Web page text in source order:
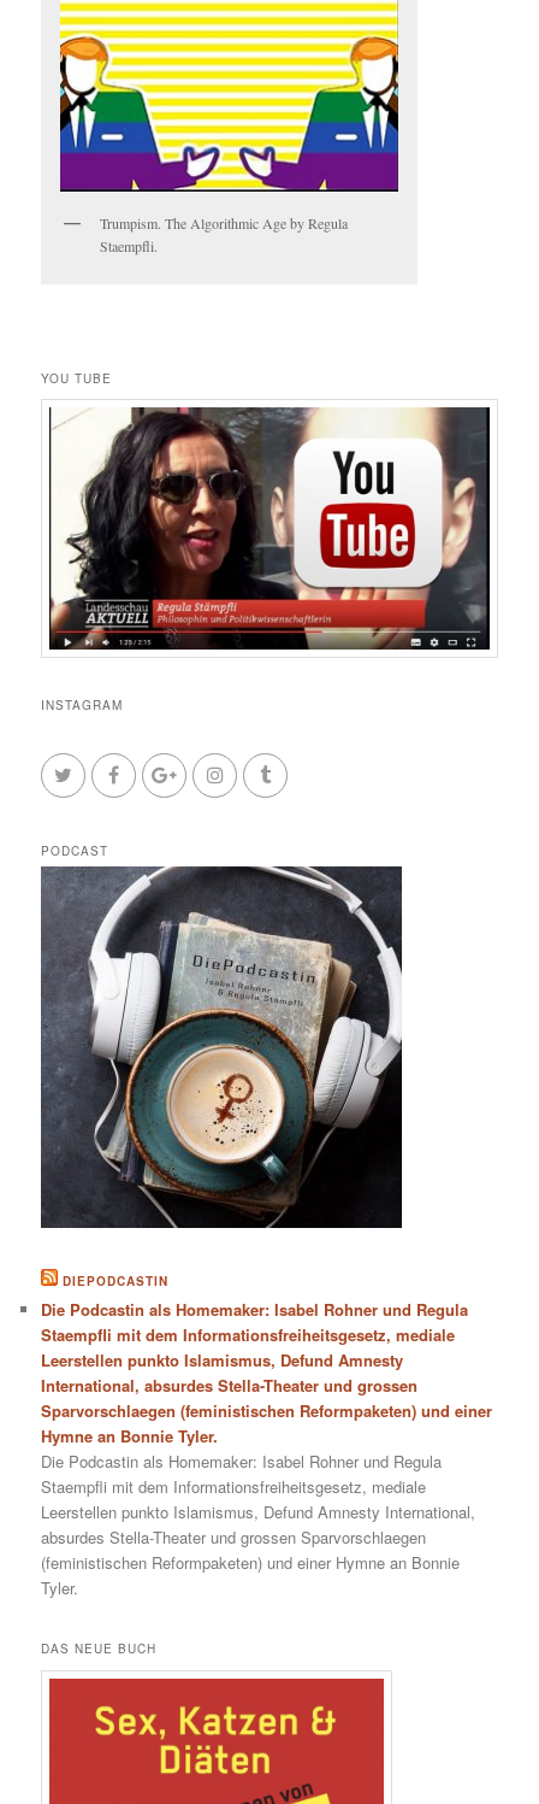
Trumpism. The Algorithmic Age by Regula
Staempfli.
YOU TUBE
INSTAGRAM
PODCAST
DIEPODCASTIN
Die Podcastin als Homemaker: Isabel Rohner und Regula
Staempfli mit dem Informationsfreiheitsgesetz, mediale
Leerstellen punkto Islamismus, Defund Amnesty
International, absurdes Stella-Theater und grossen
Sparvorschlaegen (feministischen Reformpaketen) und einer
Hymne an Bonnie Tyler.
Die Podcastin als Homemaker: Isabel Rohner und Regula
Staempfli mit dem Informationsfreiheitsgesetz, mediale
Leerstellen punkto Islamismus, Defund Amnesty International,
absurdes Stella-Theater und grossen Sparvorschlaegen
(feministischen Reformpaketen) und einer Hymne an Bonnie
Tyler.
DAS NEUE BUCH